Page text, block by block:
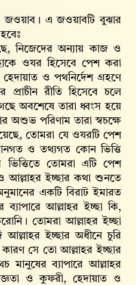
জওয়াব। এ জওয়াবটি বুঝার
নিজেদের অন্যায় কাজ ও
ওযর হিসেবে পেশ করা
ও পথনির্দেশ গ্রহণে
প্রাচীন রীতি হিসেবে চলে
অবশেষে তারা ধ্বংস হয়ে
অশুভ পরিণাম তারা স্বচক্ষে
তোমরা যে ওযরটি পেশ
ও তথ্যগত কোন ভিত্তি
তোমরা এটি পেশ
ইচ্ছার কথা শুনতে
একটি বিরাট ইমারত
ব্যাপারে আল্লাহর ইচ্ছা কি,
তোমরা আল্লাহর ইচ্ছা
ইচ্ছার অধীনে চুরি
সে তো আল্লাহর ইচ্ছার
মানুষের ব্যাপারে আল্লাহর
ও কুফরী, হেদায়াত ও